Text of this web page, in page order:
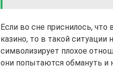
Если во сне приснилось,
казино, то в такой
символизирует плохое
они попытаются обмануть